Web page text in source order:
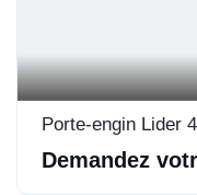
Porte-engin Lider
Demandez